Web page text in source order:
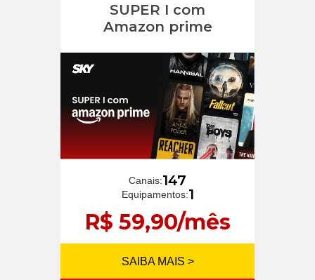
SUPER I com
Amazon prime
Canais:147
Equipamentos:1
R$ 59,90/mês
SAIBA MAIS >